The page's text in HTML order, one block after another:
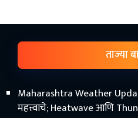
ताज्या
Maharashtra Weather
महत्त्वाचे; Heatwave आणि